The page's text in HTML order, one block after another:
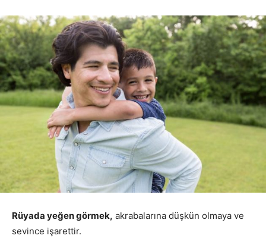
Rüyada yeğen görmek, akrabalarına düşkün olmaya ve
sevince işarettir.